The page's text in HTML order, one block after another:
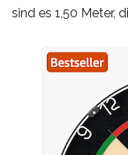
sind es 1,50 Meter,